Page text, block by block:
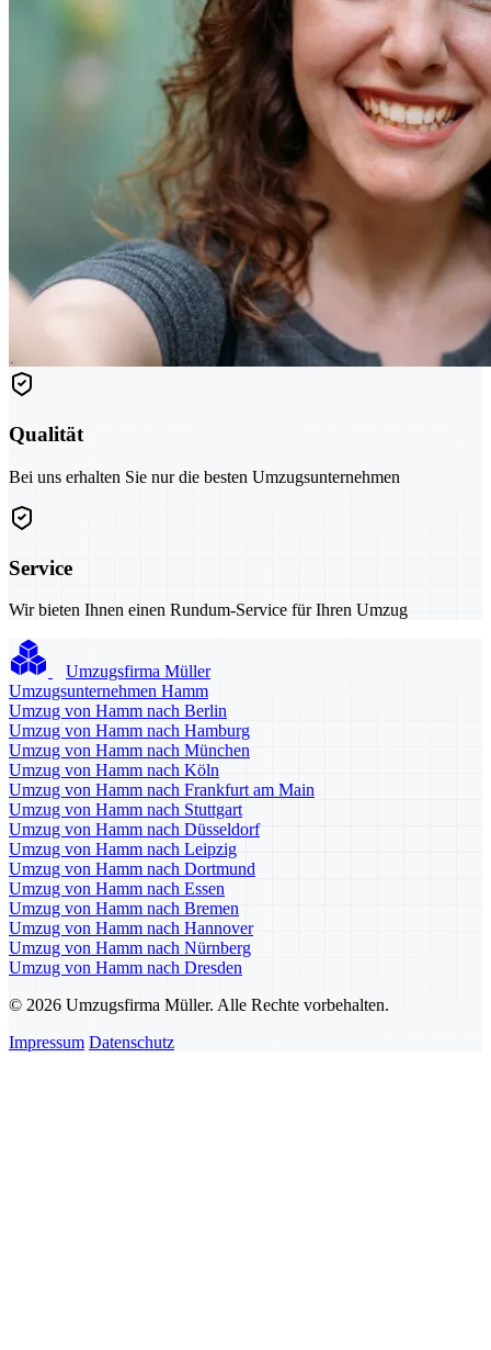
Qualität
Bei uns erhalten Sie nur die besten Umzugsunternehmen
Service
Wir bieten Ihnen einen Rundum-Service für Ihren Umzug
Umzugsfirma Müller
Umzugsunternehmen Hamm
Umzug von Hamm nach Berlin
Umzug von Hamm nach Hamburg
Umzug von Hamm nach München
Umzug von Hamm nach Köln
Umzug von Hamm nach Frankfurt am Main
Umzug von Hamm nach Stuttgart
Umzug von Hamm nach Düsseldorf
Umzug von Hamm nach Leipzig
Umzug von Hamm nach Dortmund
Umzug von Hamm nach Essen
Umzug von Hamm nach Bremen
Umzug von Hamm nach Hannover
Umzug von Hamm nach Nürnberg
Umzug von Hamm nach Dresden
© 2026 Umzugsfirma Müller. Alle Rechte vorbehalten.
Impressum Datenschutz